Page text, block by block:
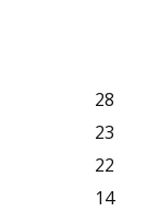
28
23
22
14